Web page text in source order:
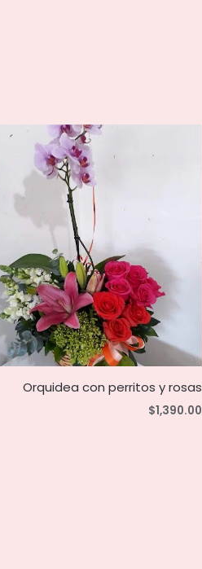
Orquidea con perritos y rosas
$1,390.00